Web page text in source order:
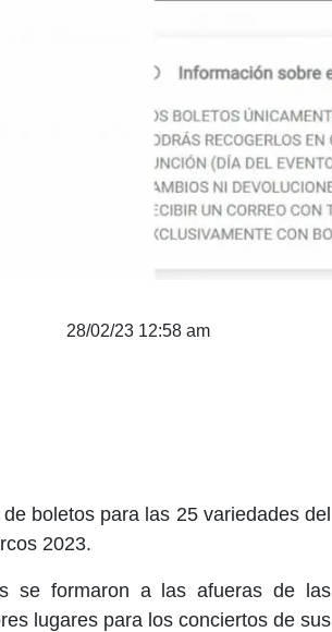
28/02/23 12:58 am
boletos para las 25 variedades del
2023.
se formaron a las afueras de las
lugares para los conciertos de sus